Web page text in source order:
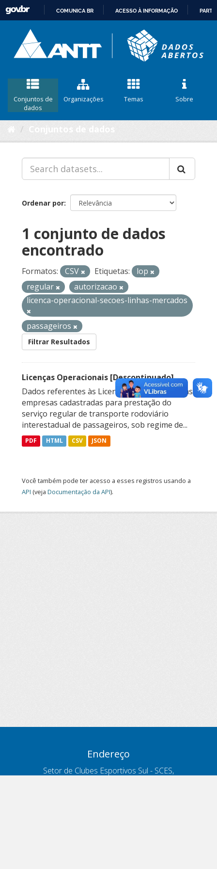
CONTEÚDO
COMUNICA BR ACESSO À INFORMAÇÃO
Conjuntos de
dados
Organizações Temas Sobre
Ordenar por
1 conjunto de dados
encontrado
Formatos: CSV Etiquetas:
lop
regular
autorizacao
licenca-operacional-secoes-linhas-mercados
passageiros
Filtrar Resultados
Licenças Operacionais [Descontinuado]
Dados referentes às Licenças Operacionais das
empresas cadastradas para prestação do
serviço regular de transporte rodoviário
interestadual de passageiros, sob regime de...
PDF HTML CSV JSON
Você também pode ter acesso a esses registros usando a
API (veja Documentação da API).
Endereço
Setor de Clubes Esportivos Sul - SCES,